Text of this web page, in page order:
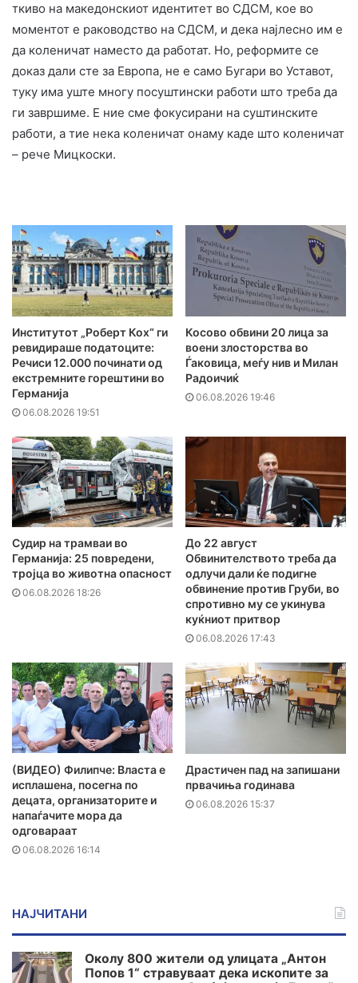
ткиво на македонскиот идентитет во СДСМ, кое во
моментот е раководство на СДСМ, и дека најлесно им е
да коленичат наместо да работат. Но, реформите се
доказ дали сте за Европа, не е само Бугари во Уставот,
туку има уште многу посуштински работи што треба да
ги завршиме. Е ние сме фокусирани на суштинските
работи, а тие нека коленичат онаму каде што коленичат
– рече Мицкоски.
Институтот „Роберт Кох“ ги
ревидираше податоците:
Речиси 12.000 починати од
екстремните горештини во
Германија
06.08.2026 19:51
Косово обвини 20 лица за
воени злосторства во
Ѓаковица, меѓу нив и Милан
Радоичиќ
06.08.2026 19:46
Судир на трамваи во
Германија: 25 повредени,
тројца во животна опасност
06.08.2026 18:26
До 22 август
Обвинителството треба да
одлучи дали ќе подигне
обвинение против Груби, во
спротивно му се укинува
куќниот притвор
06.08.2026 17:43
(ВИДЕО) Филипче: Власта е
исплашена, посегна по
децата, организаторите и
напаѓачите мора да
одговараат
06.08.2026 16:14
Драстичен пад на запишани
првачиња годинава
06.08.2026 15:37
НАЈЧИТАНИ
Околу 800 жители од улицата „Антон
Попов 1“ стравуваат дека ископите за